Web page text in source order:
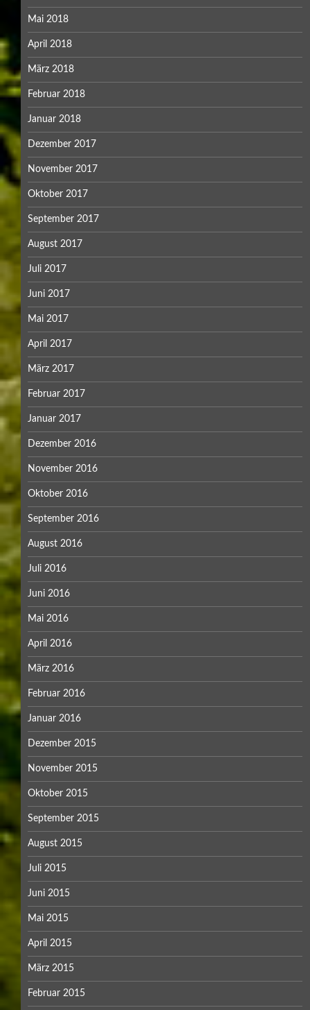
Mai 2018
April 2018
März 2018
Februar 2018
Januar 2018
Dezember 2017
November 2017
Oktober 2017
September 2017
August 2017
Juli 2017
Juni 2017
Mai 2017
April 2017
März 2017
Februar 2017
Januar 2017
Dezember 2016
November 2016
Oktober 2016
September 2016
August 2016
Juli 2016
Juni 2016
Mai 2016
April 2016
März 2016
Februar 2016
Januar 2016
Dezember 2015
November 2015
Oktober 2015
September 2015
August 2015
Juli 2015
Juni 2015
Mai 2015
April 2015
März 2015
Februar 2015